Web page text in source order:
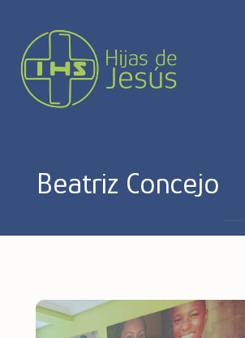
Beatriz Concejo